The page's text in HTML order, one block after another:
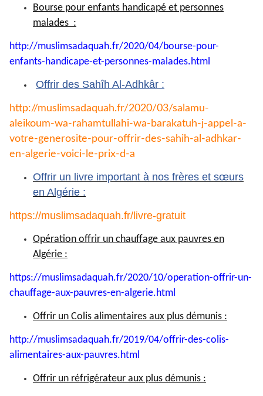
Bourse pour enfants handicapé et personnes
malades :
http://muslimsadaquah.fr/2020/04/bourse-pour-
enfants-handicape-et-personnes-malades.html
Offrir des Sahîh Al-Adhkâr :
http://muslimsadaquah.fr/2020/03/salamu-
aleikoum-wa-rahamtullahi-wa-barakatuh-j-appel-a-
votre-generosite-pour-offrir-des-sahih-al-adhkar-
en-algerie-voici-le-prix-d-a
Offrir un livre important à nos frères et sœurs
en Algérie :
https://muslimsadaquah.fr/ livre-gratuit
Opération offrir un chauffage aux pauvres en
Algérie :
https://muslimsadaquah.fr/2020/10/operation-offrir-un-
chauffage-aux-pauvres-en-algerie.html
Offrir un Colis alimentaires aux plus démunis :
http://muslimsadaquah.fr/2019/04/offrir-des-colis-
alimentaires-aux-pauvres.html
Offrir un réfrigérateur aux plus démunis :